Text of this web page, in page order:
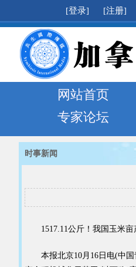
[登录] [注册]
网站首页
专家论坛
时事新闻
1517.11公斤！我国玉米亩
本报北京10月16日电(中国